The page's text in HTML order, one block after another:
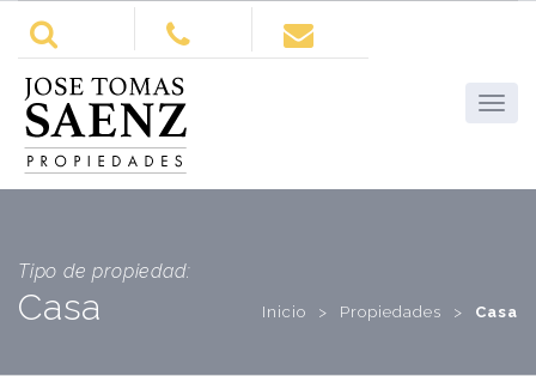
Tipo de propiedad:
Casa Inicio > Propiedades > Casa